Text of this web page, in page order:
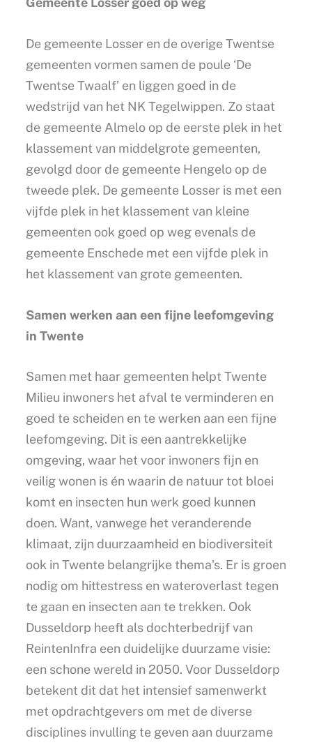
De gemeente Losser en de overige Twentse
gemeenten vormen samen de poule ‘De
Twentse Twaalf’ en liggen goed in de
wedstrijd van het NK Tegelwippen. Zo staat
de gemeente Almelo op de eerste plek in het
klassement van middelgrote gemeenten,
gevolgd door de gemeente Hengelo op de
tweede plek. De gemeente Losser is met een
vijfde plek in het klassement van kleine
gemeenten ook goed op weg evenals de
gemeente Enschede met een vijfde plek in
het klassement van grote gemeenten.
Samen werken aan een fijne leefomgeving
in Twente
Samen met haar gemeenten helpt Twente
Milieu inwoners het afval te verminderen en
goed te scheiden en te werken aan een fijne
leefomgeving. Dit is een aantrekkelijke
omgeving, waar het voor inwoners fijn en
veilig wonen is én waarin de natuur tot bloei
komt en insecten hun werk goed kunnen
doen. Want, vanwege het veranderende
klimaat, zijn duurzaamheid en biodiversiteit
ook in Twente belangrijke thema’s. Er is groen
nodig om hittestress en wateroverlast tegen
te gaan en insecten aan te trekken. Ook
Dusseldorp heeft als dochterbedrijf van
ReintenInfra een duidelijke duurzame visie:
een schone wereld in 2050. Voor Dusseldorp
betekent dit dat het intensief samenwerkt
met opdrachtgevers om met de diverse
disciplines invulling te geven aan duurzame